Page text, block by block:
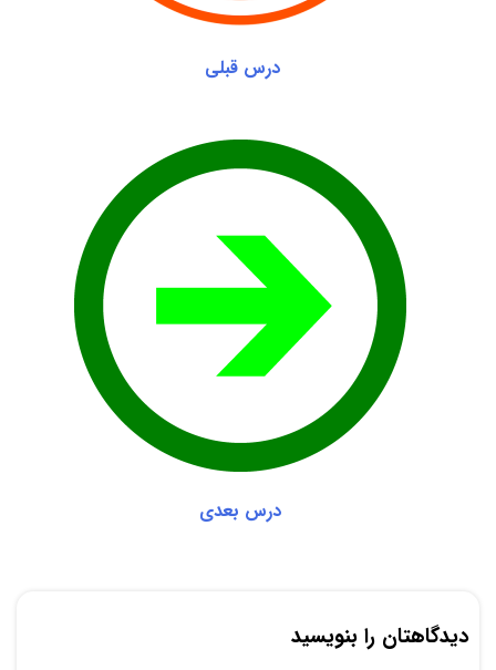
درس قبلی
درس بعدی
دیدگاهتان را بنویسید